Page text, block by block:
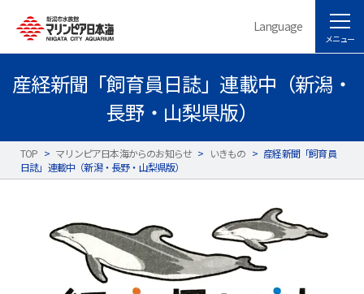
Language
メニュー
産経新聞「飼育員日誌」連載中（新潟・
長野・山梨県版）
TOP > マリンピア日本海からのお知らせ > いきもの > 産経新聞「飼育員
日誌」連載中（新潟・長野・山梨県版）